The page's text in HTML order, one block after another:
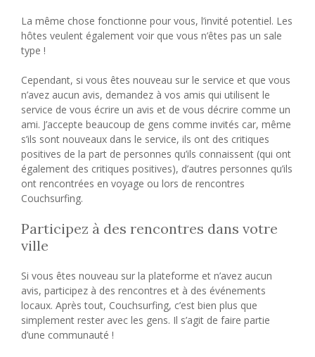
La même chose fonctionne pour vous, l’invité potentiel. Les
hôtes veulent également voir que vous n’êtes pas un sale
type !
Cependant, si vous êtes nouveau sur le service et que vous
n’avez aucun avis, demandez à vos amis qui utilisent le
service de vous écrire un avis et de vous décrire comme un
ami. J’accepte beaucoup de gens comme invités car, même
s’ils sont nouveaux dans le service, ils ont des critiques
positives de la part de personnes qu’ils connaissent (qui ont
également des critiques positives), d’autres personnes qu’ils
ont rencontrées en voyage ou lors de rencontres
Couchsurfing.
Participez à des rencontres dans votre
ville
Si vous êtes nouveau sur la plateforme et n’avez aucun
avis, participez à des rencontres et à des événements
locaux. Après tout, Couchsurfing, c’est bien plus que
simplement rester avec les gens. Il s’agit de faire partie
d’une communauté !